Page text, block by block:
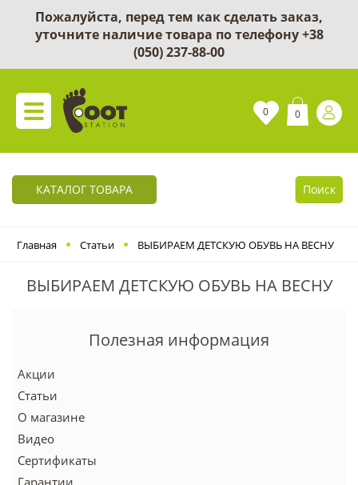
Пожалуйста, перед тем как сделать заказ,
уточните наличие товара по телефону+38
(050) 237-88-00
0 0
КАТАЛОГ ТОВАРА Поиск
Главная Статьи ВЫБИРАЕМ ДЕТСКУЮ ОБУВЬ НА ВЕСНУ
ВЫБИРАЕМ ДЕТСКУЮ ОБУВЬ НА ВЕСНУ
Полезная информация
Акции
Статьи
О магазине
Видео
Сертификаты
Гарантии